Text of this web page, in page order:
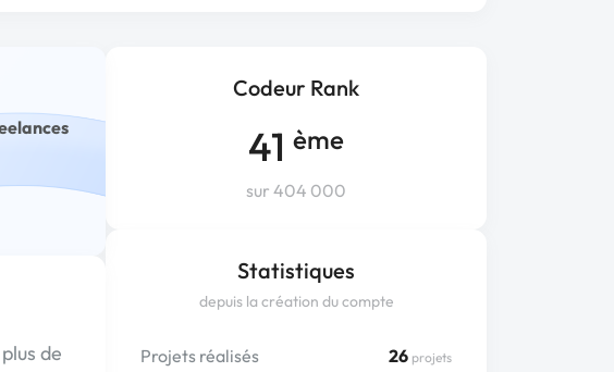
Codeur Rank
41 ème
sur 404 000
Statistiques
depuis la création du compte
Projets réalisés 26 projets
de